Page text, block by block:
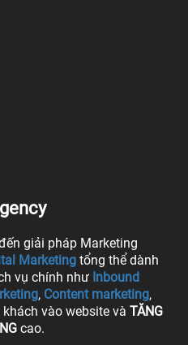
giải pháp Marketing
Marketing tổng thể dành
vụ chính như Inbound
, Content marketing,
vào website và TĂNG
cao.